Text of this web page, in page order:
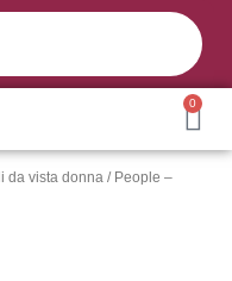
0
da vista donna / People –